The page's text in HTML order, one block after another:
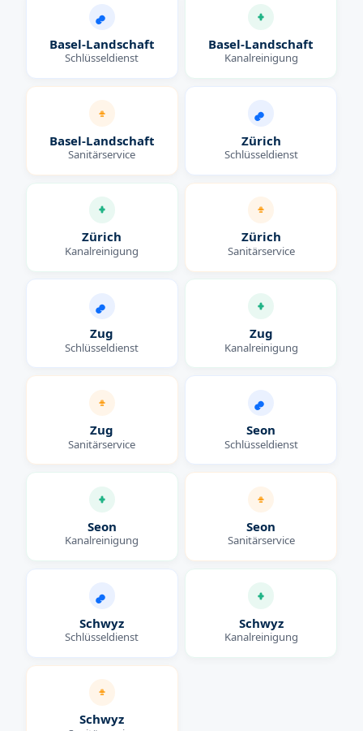
Basel-Landschaft
Schlüsseldienst
Basel-Landschaft
Kanalreinigung
Basel-Landschaft
Sanitärservice
Zürich
Schlüsseldienst
Zürich
Kanalreinigung
Zürich
Sanitärservice
Zug
Schlüsseldienst
Zug
Kanalreinigung
Zug
Sanitärservice
Seon
Schlüsseldienst
Seon
Kanalreinigung
Seon
Sanitärservice
Schwyz
Schlüsseldienst
Schwyz
Kanalreinigung
Schwyz